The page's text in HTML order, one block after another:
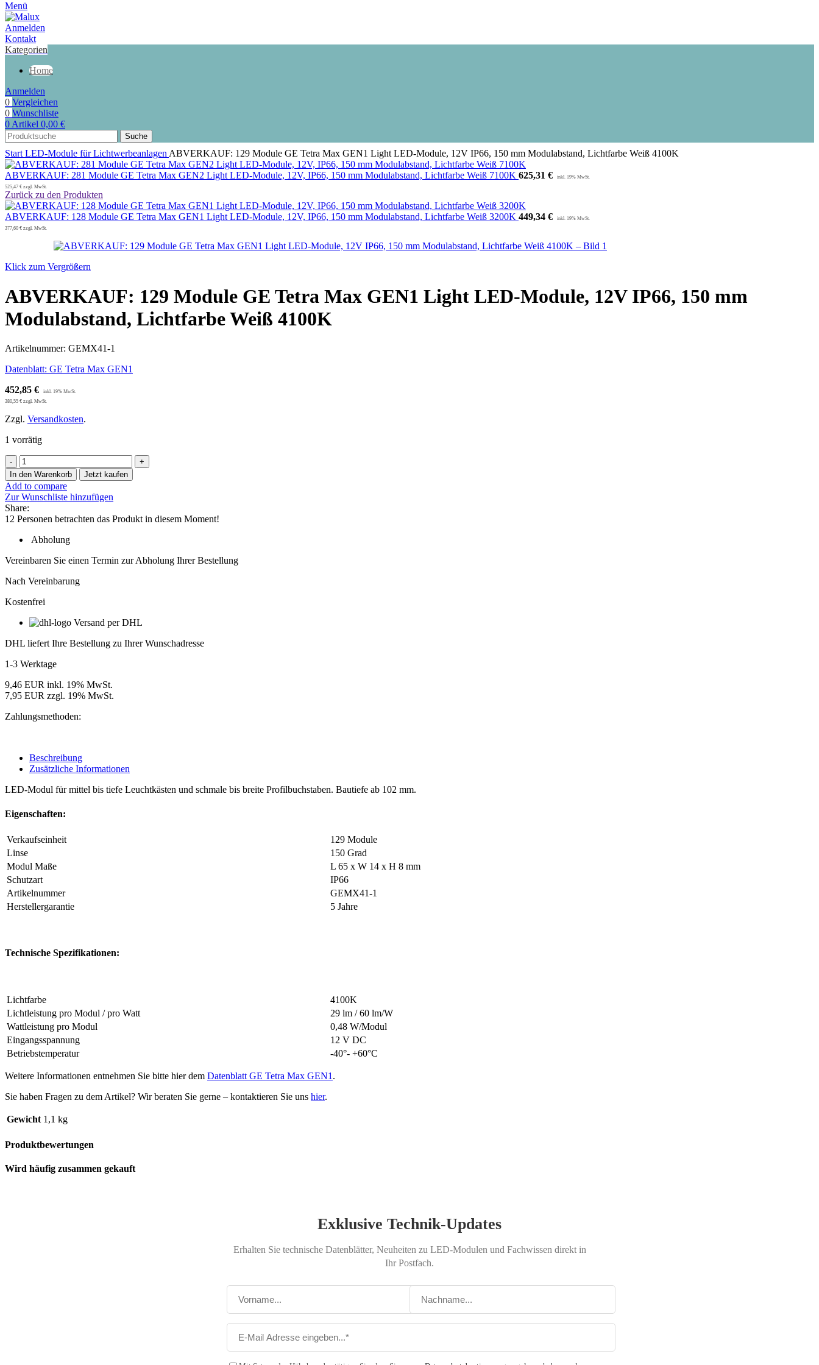
Menü
Anmelden
Kontakt
Kategorien
Home
Anmelden
0 Vergleichen
0 Wunschliste
0 Artikel 0,00 €
Suche
Start LED-Module für Lichtwerbeanlagen ABVERKAUF: 129 Module GE Tetra Max GEN1 Light LED-Module, 12V IP66, 150 mm Modulabstand, Lichtfarbe Weiß 4100K
ABVERKAUF: 281 Module GE Tetra Max GEN2 Light LED-Module, 12V, IP66, 150 mm Modulabstand, Lichtfarbe Weiß 7100K 625,31 €
525,47 € zzgl. MwSt.
Zurück zu den Produkten
ABVERKAUF: 128 Module GE Tetra Max GEN1 Light LED-Module, 12V, IP66, 150 mm Modulabstand, Lichtfarbe Weiß 3200K 449,34 €
377,60 € zzgl. MwSt.
Klick zum Vergrößern
ABVERKAUF: 129 Module GE Tetra Max GEN1 Light LED-Module, 12V IP66, 150 mm
Modulabstand, Lichtfarbe Weiß 4100K
Artikelnummer: GEMX41-1
Datenblatt: GE Tetra Max GEN1
452,85 €
380,55 € zzgl. MwSt.
Zzgl. Versandkosten.
1 vorrätig
ABVERKAUF:
129
Module
GE
Tetra
Max
Light
Module,
IP66,
mm
Lichtfarbe
4100K
In den Warenkorb Jetzt kaufen
Add to compare
Zur Wunschliste hinzufügen
Share:
12 Personen betrachten das Produkt in diesem Moment!
Abholung
Vereinbaren Sie einen Termin zur Abholung Ihrer Bestellung
Nach Vereinbarung
Kostenfrei
Versand per DHL
DHL liefert Ihre Bestellung zu Ihrer Wunschadresse
1-3 Werktage
9,46 EUR inkl. 19% MwSt.
7,95 EUR zzgl. 19% MwSt.
Zahlungsmethoden:
Beschreibung
Zusätzliche Informationen
LED-Modul für mittel bis tiefe Leuchtkästen und schmale bis breite Profilbuchstaben. Bautiefe ab 102 mm.
Eigenschaften:
Verkaufseinheit
129 Module
Linse
150 Grad
Modul Maße
L 65 x W 14 x H 8 mm
Schutzart
IP66
Artikelnummer
GEMX41-1
Herstellergarantie
5 Jahre
Technische Spezifikationen:
Lichtfarbe
4100K
Lichtleistung pro Modul / pro Watt
29 lm / 60 lm/W
Wattleistung pro Modul
0,48 W/Modul
Eingangsspannung
12 V DC
Betriebstemperatur
-40°- +60°C
Weitere Informationen entnehmen Sie bitte hier dem Datenblatt GE Tetra Max GEN1 .
Sie haben Fragen zu dem Artikel? Wir beraten Sie gerne – kontaktieren Sie uns hier.
Gewicht 1,1 kg
Produktbewertungen
Wird häufig zusammen gekauft
Exklusive Technik-Updates
Erhalten Sie technische Datenblätter, Neuheiten zu LED-Modulen und Fachwissen direkt in
Ihr Postfach.